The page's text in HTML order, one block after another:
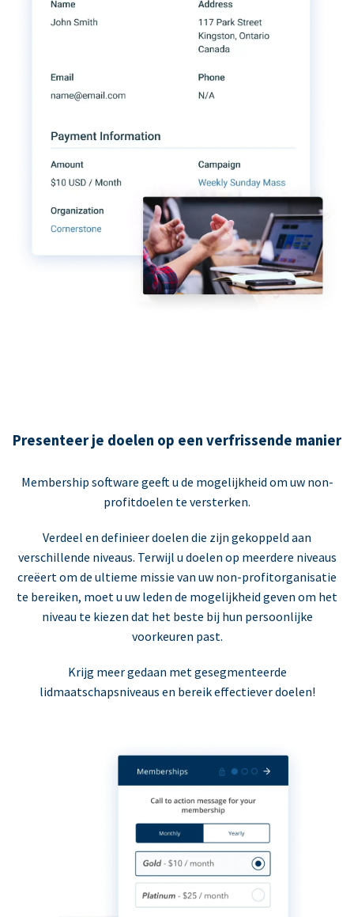
Presenteer je doelen op een verfrissende manier
Membership software geeft u de mogelijkheid om uw non-
profitdoelen te versterken.
Verdeel en definieer doelen die zijn gekoppeld aan
verschillende niveaus. Terwijl u doelen op meerdere niveaus
creëert om de ultieme missie van uw non-profitorganisatie
te bereiken, moet u uw leden de mogelijkheid geven om het
niveau te kiezen dat het beste bij hun persoonlijke
voorkeuren past.
Krijg meer gedaan met gesegmenteerde
lidmaatschapsniveaus en bereik effectiever doelen!